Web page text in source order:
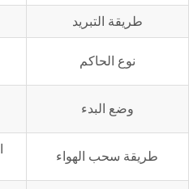
طريقة التبريد
نوع الحاكم
وضع البدء
طريقة سحب الهواء